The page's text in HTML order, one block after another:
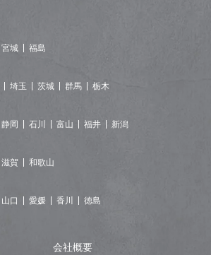
会社概要
宮城 福島
埼玉 茨城 群馬 栃木
静岡 石川 富山 福井 新潟
滋賀 和歌山
山口 愛媛 香川 徳島